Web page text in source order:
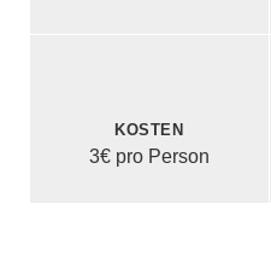
Kosten
3€ pro Person